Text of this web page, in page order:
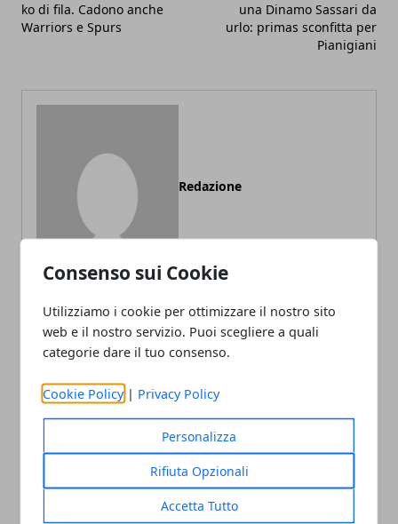
Consenso sui Cookie
Utilizziamo i cookie per ottimizzare il nostro sito
web e il nostro servizio. Puoi scegliere a quali
categorie dare il tuo consenso.
Cookie Policy | Privacy Policy
Personalizza
Rifiuta Opzionali
Accetta Tutto
ko di fila. Cadono anche
Warriors e Spurs
una Dinamo Sassari da
urlo: primas sconfitta per
Pianigiani
Redazione
ARTICOLI CORRELATI